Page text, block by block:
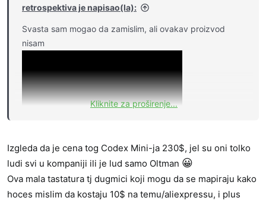
retrospektiva je napisao(la):
Svasta sam mogao da zamislim, ali ovakav proizvod
nisam
Kliknite za proširenje...
Izgleda da je cena tog Codex Mini-ja 230$, jel su oni tolko
ludi svi u kompaniji ili je lud samo Oltman 😀
Ova mala tastatura tj dugmici koji mogu da se mapiraju kako
hoces mislim da kostaju 10$ na temu/aliexpressu, i plus